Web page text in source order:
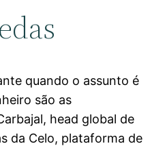
quando o assunto é
são as
head global de
da Celo, plataforma de